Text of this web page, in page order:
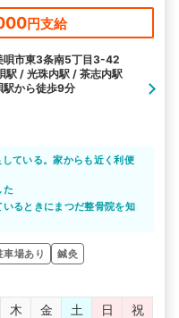
円支給
唄市東3条南5丁目3-42
駅 / 光珠内駅 / 茶志内駅
駅から徒歩9分
ている。家からも近く利便
た
るときにまつだ整骨院を知
ポイントですね。
車場あり
鍼灸
木 金 土 日
祝